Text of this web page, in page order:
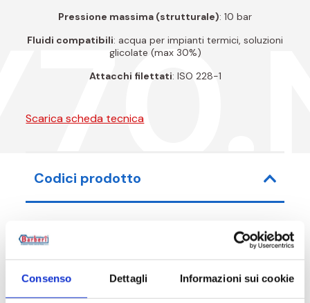
Consenso Dettagli Informazioni sui cookie
Pressione massima (strutturale): 10 bar
Fluidi compatibili: acqua per impianti termici, soluzioni
glicolate (max 30%)
Attacchi filettati: ISO 228-1
Scarica scheda tecnica
Codici prodotto
Misura